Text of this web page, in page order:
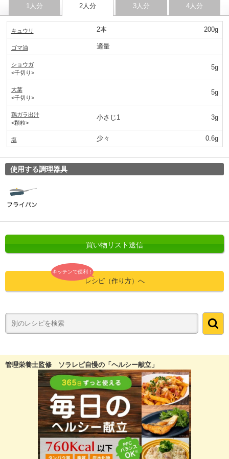
1人分 2人分 3人分 4人分
キュウリ 2本 200g
ゴマ油 適量
ショウガ
<千切り>
5g
大葉
<千切り>
5g
鶏ガラ出汁
<顆粒>
小さじ1 3g
塩 少々 0.6g
使用する調理器具
買い物リスト送信
キッチンで便利！
レシピ（作り方）へ
管理栄養士監修 ソラレピ自慢の「ヘルシー献立」